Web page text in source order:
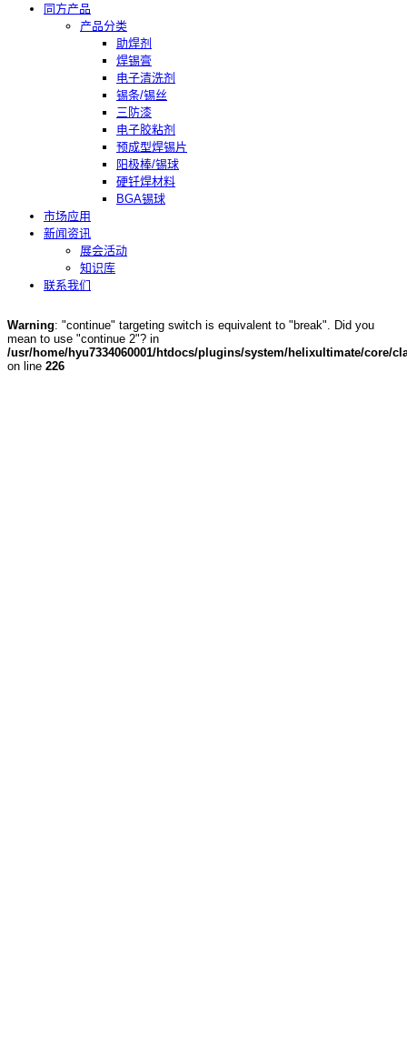
同方产品
产品分类
助焊剂
焊锡膏
电子清洗剂
锡条/锡丝
三防漆
电子胶粘剂
预成型焊锡片
阳极棒/锡球
硬钎焊材料
BGA锡球
市场应用
新闻资讯
展会活动
知识库
联系我们
Warning: "continue" targeting switch is equivalent to "break". Did you
mean to use "continue 2"? in
/usr/home/hyu7334060001/htdocs/plugins/system/helixultimate/core/
on line 226